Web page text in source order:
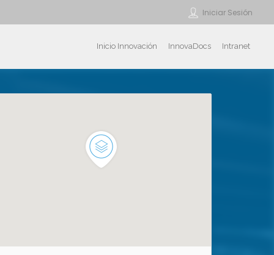
Iniciar Sesión
Inicio Innovación InnovaDocs Intranet